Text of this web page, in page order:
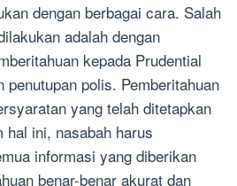
dengan berbagai cara. Salah
adalah dengan
kepada Prudential
polis. Pemberitahuan
yang telah ditetapkan
hal ini, nasabah harus
informasi yang diberikan
benar-benar akurat dan